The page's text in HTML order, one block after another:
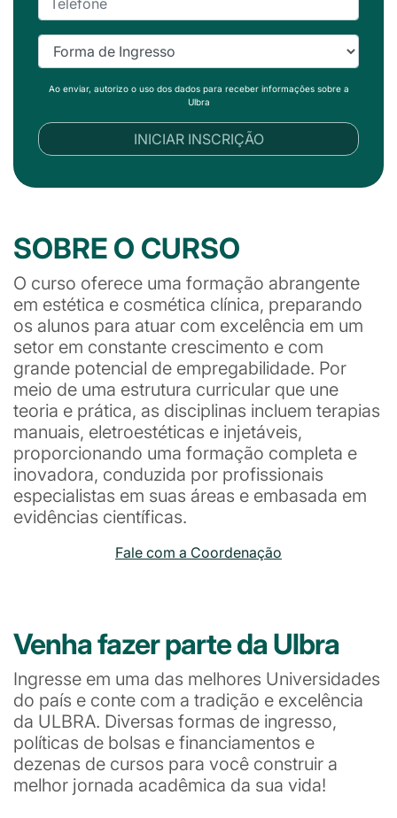
Ao enviar, autorizo o uso dos dados para receber informações sobre a
Ulbra
INICIAR INSCRIÇÃO
SOBRE O CURSO
O curso oferece uma formação abrangente
em estética e cosmética clínica, preparando
os alunos para atuar com excelência em um
setor em constante crescimento e com
grande potencial de empregabilidade. Por
meio de uma estrutura curricular que une
teoria e prática, as disciplinas incluem terapias
manuais, eletroestéticas e injetáveis,
proporcionando uma formação completa e
inovadora, conduzida por profissionais
especialistas em suas áreas e embasada em
evidências científicas.
Fale com a Coordenação
Venha fazer parte da Ulbra
Ingresse em uma das melhores Universidades
do país e conte com a tradição e excelência
da ULBRA. Diversas formas de ingresso,
políticas de bolsas e financiamentos e
dezenas de cursos para você construir a
melhor jornada acadêmica da sua vida!